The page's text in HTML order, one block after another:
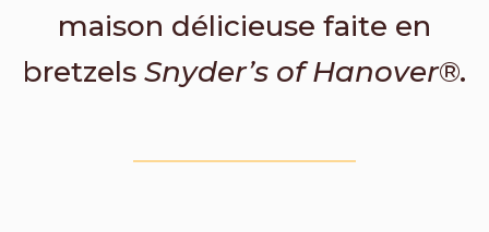
maison délicieuse faite en
bretzels Snyder’s of Hanover®.